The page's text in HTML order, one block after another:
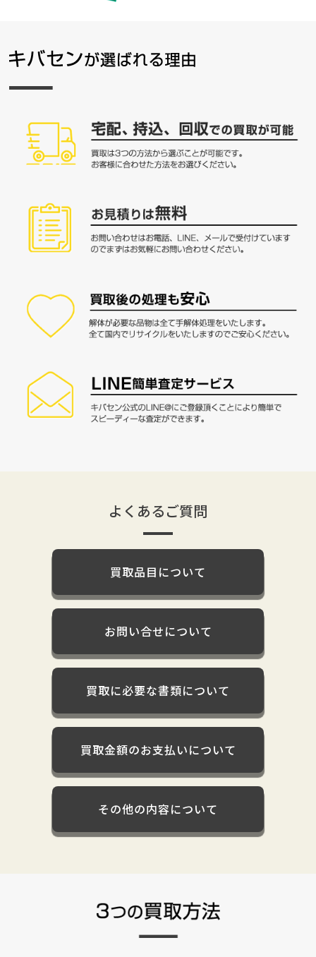
よくあるご質問
買取品目について
お問い合せについて
買取に必要な書類について
買取金額のお支払いについて
その他の内容について